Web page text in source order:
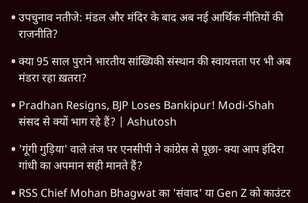
उपचुनाव नतीजे: मंडल और मंदिर के बाद अब नई आर्थिक नीतियों की
राजनीति?
क्या 95 साल पुराने भारतीय सांख्यिकी संस्थान की स्वायत्तता पर भी अब
मंडरा रहा ख़तरा?
Pradhan Resigns, BJP Loses Bankipur! Modi-Shah
संसद से क्यों भाग रहे हैं? | Ashutosh
'गूंगी गुड़िया' वाले तंज पर एनसीपी ने कांग्रेस से पूछा- क्या आप इंदिरा
गांधी का अपमान सही मानते हैं?
RSS Chief Mohan Bhagwat का 'संवाद' या Gen Z को काउंटर